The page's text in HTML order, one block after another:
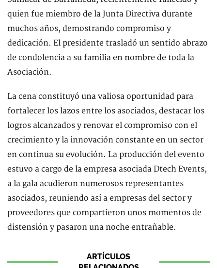
quien fue miembro de la Junta Directiva durante
muchos años, demostrando compromiso y
dedicación. El presidente trasladó un sentido abrazo
de condolencia a su familia en nombre de toda la
Asociación.
La cena constituyó una valiosa oportunidad para
fortalecer los lazos entre los asociados, destacar los
logros alcanzados y renovar el compromiso con el
crecimiento y la innovación constante en un sector
en continua su evolución. La producción del evento
estuvo a cargo de la empresa asociada Dtech Events,
a la gala acudieron numerosos representantes
asociados, reuniendo así a empresas del sector y
proveedores que compartieron unos momentos de
distensión y pasaron una noche entrañable.
ARTÍCULOS